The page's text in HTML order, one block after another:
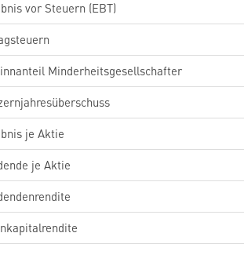
vor Steuern (EBT)
Minderheitsgesellschafter
je Aktie
je Aktie